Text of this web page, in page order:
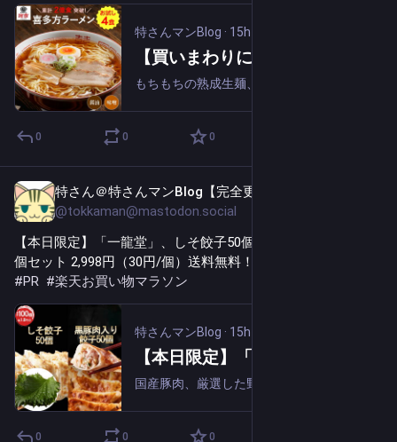
特さんマンBlog · 15h
0 0 0
特さん＠特さんマンBlog【完全更新通知用】
@tokkaman@mastodon.social
【本日限定】「一龍堂」、しそ餃子50個 ＆ 黒豚肉入り餃子50
個セット 2,998円（30円/個）送料無料！
#PR #楽天お買い物マラソン
特さんマンBlog · 15h
0 0 0